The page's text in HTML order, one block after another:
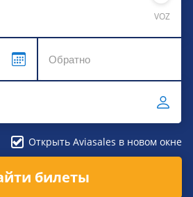
VOZ
Открыть Aviasales в новом окне
билеты